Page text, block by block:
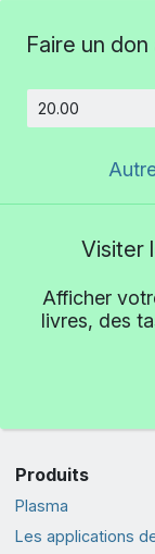
Faire un don
Visiter
Afficher
livres, des
Produits
Plasma
Les applications